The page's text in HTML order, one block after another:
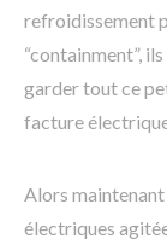
refroidissement
“containment”,
garder tout ce
facture
Alors maintenant
électriques